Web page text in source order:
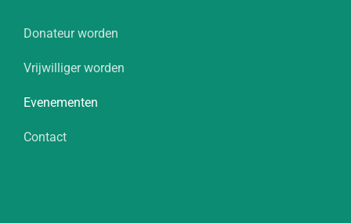
Donateur worden
Vrijwilliger worden
Evenementen
Contact